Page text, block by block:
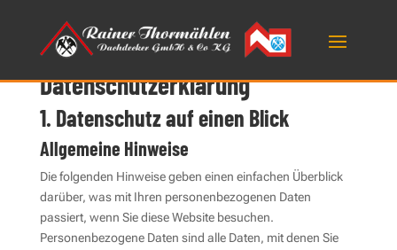
Datenschutz­erklärung
1. Datenschutz auf einen Blick
Allgemeine Hinweise
Die folgenden Hinweise geben einen einfachen Überblick
darüber, was mit Ihren personenbezogenen Daten
passiert, wenn Sie diese Website besuchen.
Personenbezogene Daten sind alle Daten, mit denen Sie